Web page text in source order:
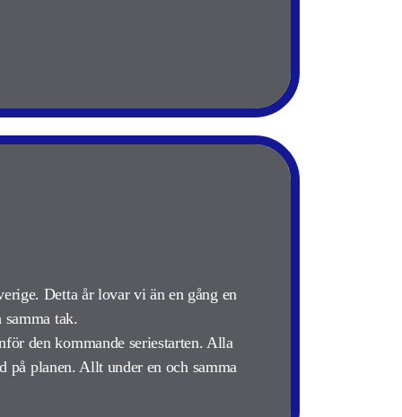
Detta år lovar vi än en gång en
tak.
den kommande seriestarten. Alla
på planen. Allt under en och samma